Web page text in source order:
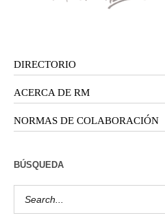
DIRECTORIO
ACERCA DE RM
NORMAS DE COLABORACIÓN
BÚSQUEDA